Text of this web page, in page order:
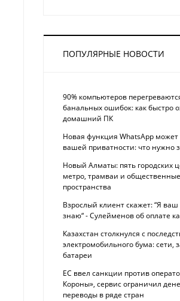
ПОПУЛЯРНЫЕ НОВОСТИ
90% компьютеров
банальных ошибок: как быстро
домашний ПК
Новая функция WhatsApp
вашей приватности: что нужно
Новый Алматы: пять городских
метро, трамваи и общественные
пространства
Взрослый клиент скажет: “Я
знаю“ - Сулейменов об оплате
Казахстан столкнулся с
электромобильного бума: сети,
батареи
ЕС ввел санкции против
Короны», сервис ограничил
переводы в ряде стран